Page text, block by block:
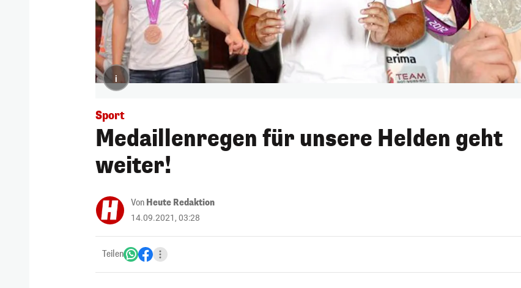
i
Sport
Medaillenregen für unsere Helden geht
weiter!
Von Heute Redaktion
14.09.2021, 03:28
Teilen